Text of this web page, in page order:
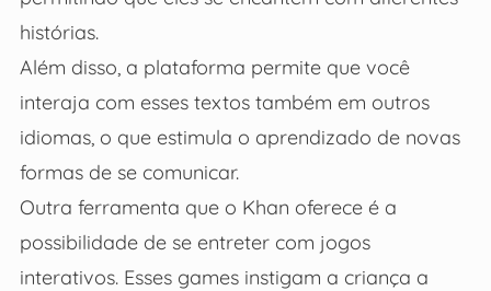
histórias.
Além disso, a plataforma permite que você
interaja com esses textos também em outros
idiomas, o que estimula o aprendizado de novas
formas de se comunicar.
Outra ferramenta que o Khan oferece é a
possibilidade de se entreter com jogos
interativos. Esses games instigam a criança a